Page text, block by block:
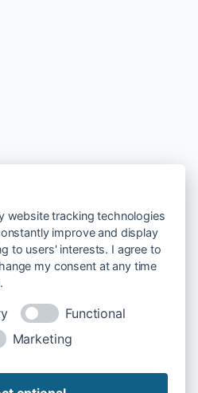
website tracking technologies
improve and display
to users' interests. I agree to
my consent at any time
Functional
Marketing